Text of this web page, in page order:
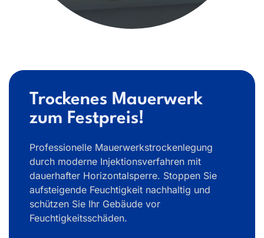
Trockenes Mauerwerk
zum Festpreis!
Professionelle Mauerwerkstrockenlegung
durch moderne Injektionsverfahren mit
dauerhafter Horizontalsperre. Stoppen Sie
aufsteigende Feuchtigkeit nachhaltig und
schützen Sie Ihr Gebäude vor
Feuchtigkeitsschäden.